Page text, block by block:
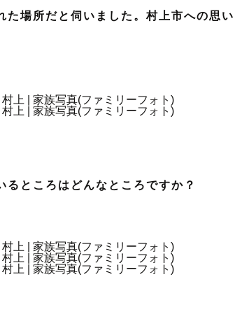
た場所だと伺いました。村上市への思い
るところはどんなところですか？